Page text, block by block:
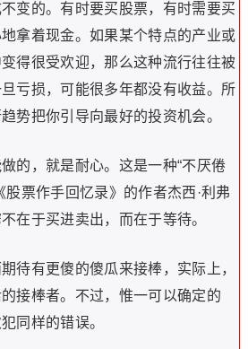
变的。有时要买股票，有时需要买
拿着现金。如果某个特点的产业或
得很受欢迎，那么这种流行往往被
亏损，可能很多年都没有收益。所
势把你引导向最好的投资机会。
的，就是耐心。这是一种“不厌倦
股票作手回忆录》的作者杰西·利弗
在于买进卖出，而在于等待。
待有更傻的傻瓜来接棒，实际上，
接棒者。不过，惟一可以确定的
同样的错误。